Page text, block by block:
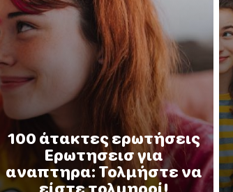
100 άτακτες ερωτήσεις
Ερωτησεισ για
αναπτηρα: Τολμήστε να
είστε τολμηροί!